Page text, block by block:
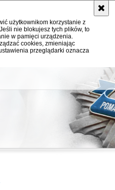
użytkownikom korzystanie z
nie blokujesz tych plików, to
w pamięci urządzenia.
cookies, zmieniając
przeglądarki oznacza